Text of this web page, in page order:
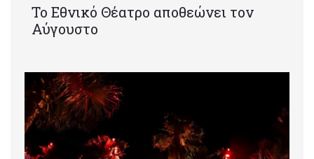
Το Εθνικό Θέατρο αποθεώνει τον
Αύγουστο